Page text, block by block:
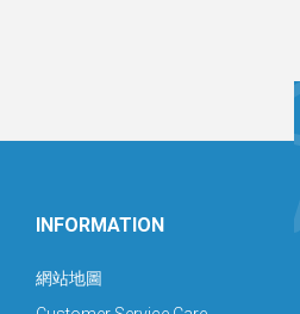
INFORMATION
網站地圖